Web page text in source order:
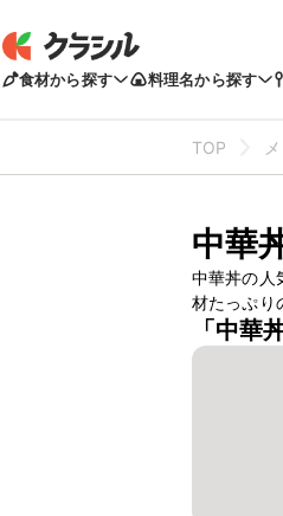
食材から探す 料理名から探す
TOP
中華
中華丼の人
材たっぷり
「中華